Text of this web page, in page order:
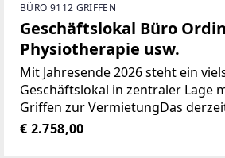
BÜRO 9112 GRIFFEN
Geschäftslokal Büro
Physiotherapie usw.
Mit Jahresende 2026 steht ein
Geschäftslokal in zentraler Lage
Griffen zur VermietungDas
Gesundheitszentrum betriebene
€ 2.758,00